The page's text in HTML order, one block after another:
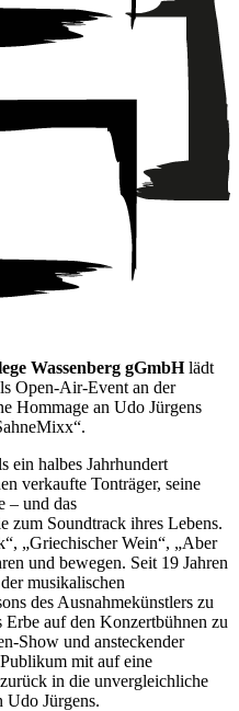
Wassenberg gGmbHlädt
Open-Air-Event an der
Hommage an Udo Jürgens
ein halbes Jahrhundert
verkaufte Tonträger, seine
– und das
zum Soundtrack ihres Lebens.
„Griechischer Wein“, „Aber
und bewegen. Seit 19 Jahren
der musikalischen
des Ausnahmekünstlers zu
Erbe auf den Konzertbühnen zu
Show und ansteckender
mit auf eine
in die unvergleichliche
Udo Jürgens.